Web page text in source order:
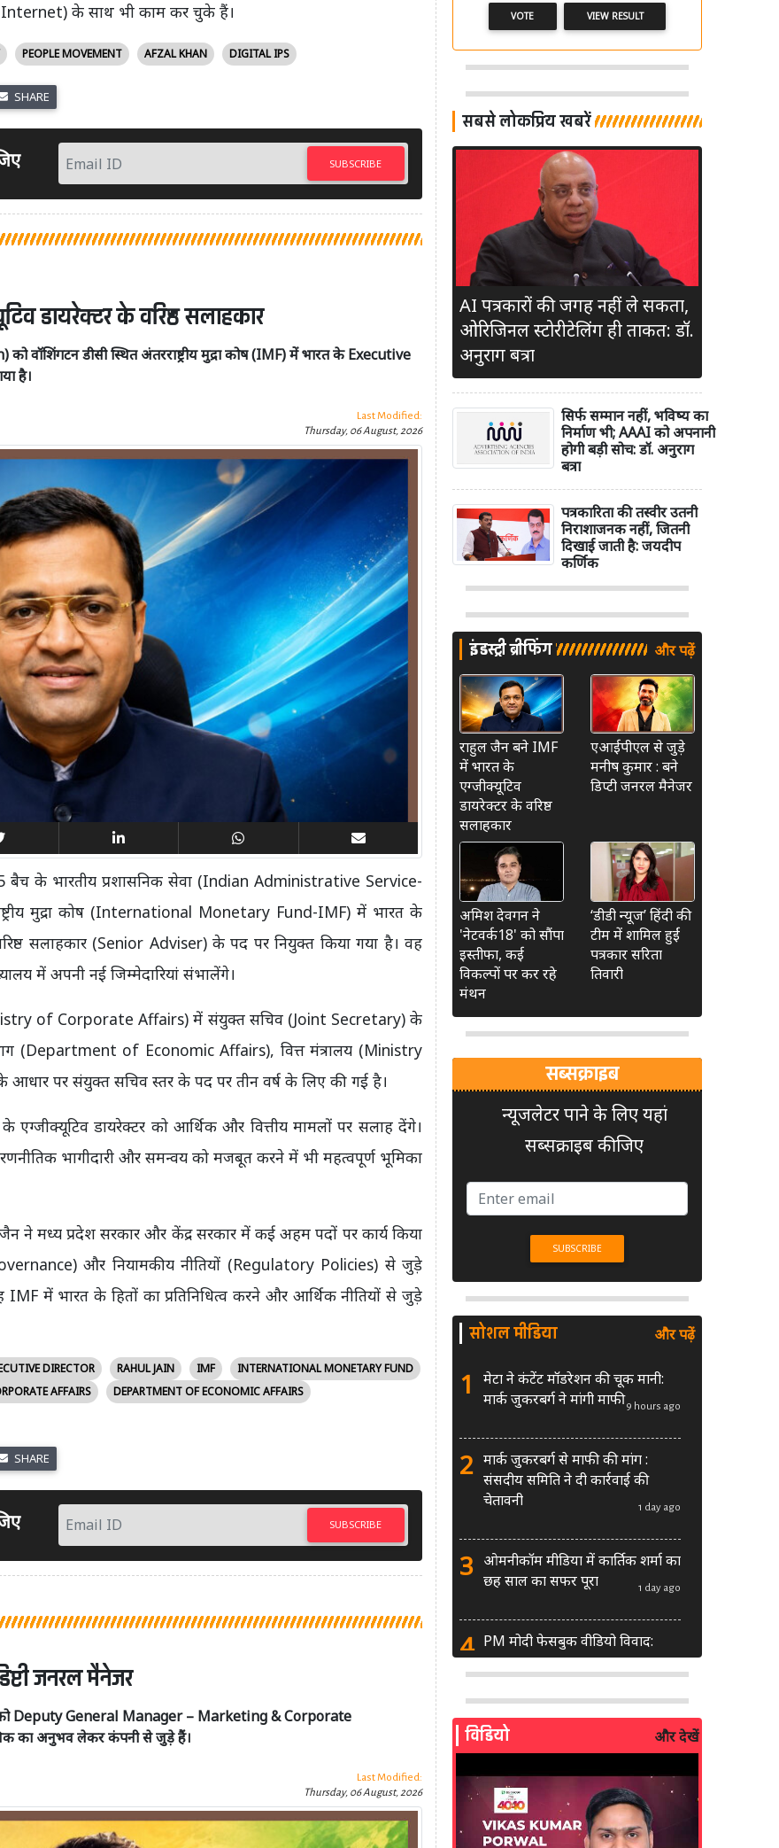
Internet) के साथ भी काम कर चुके हैं।
PEOPLE MOVEMENT AFZAL KHAN DIGITAL IPS
SHARE
SUBSCRIBE
डायरेक्टर के वरिष्ठ सलाहकार
वॉशिंगटन डीसी स्थित अंतरराष्ट्रीय मुद्रा कोष (IMF) में भारत के Executive
है।
Last Modified:
Thursday, 06 August, 2026
के भारतीय प्रशासनिक सेवा (Indian Administrative Service-
मुद्रा कोष (International Monetary Fund-IMF) में भारत के
सलाहकार (Senior Adviser) के पद पर नियुक्त किया गया है। वह
में अपनी नई जिम्मेदारियां संभालेंगे।
of Corporate Affairs) में संयुक्त सचिव (Joint Secretary) के
(Department of Economic Affairs), वित्त मंत्रालय (Ministry
पर संयुक्त सचिव स्तर के पद पर तीन वर्ष के लिए की गई है।
डायरेक्टर को आर्थिक और वित्तीय मामलों पर सलाह देंगे।
भागीदारी और समन्वय को मजबूत करने में भी महत्वपूर्ण भूमिका
मध्य प्रदेश सरकार और केंद्र सरकार में कई अहम पदों पर कार्य किया
और नियामकीय नीतियों (Regulatory Policies) से जुड़े
में भारत के हितों का प्रतिनिधित्व करने और आर्थिक नीतियों से जुड़े
DIRECTOR RAHUL JAIN IMF
INTERNATIONAL MONETARY FUND
AFFAIRS
DEPARTMENT OF ECONOMIC AFFAIRS
SHARE
SUBSCRIBE
जनरल मैनेजर
Deputy General Manager – Marketing & Corporate
का अनुभव लेकर कंपनी से जुड़े हैं।
Last Modified:
Thursday, 06 August, 2026
VOTE VIEW RESULT
सबसे लोकप्रिय खबरें
AI पत्रकारों की जगह नहीं ले सकता,
ओरिजिनल स्टोरीटेलिंग ही ताकत: डॉ.
अनुराग बत्रा
सिर्फ सम्मान नहीं, भविष्य का
निर्माण भी; AAAI को अपनानी
होगी बड़ी सोच: डॉ. अनुराग
बत्रा
पत्रकारिता की तस्वीर उतनी
निराशाजनक नहीं, जितनी
दिखाई जाती है: जयदीप
कर्णिक
इंडस्ट्री ब्रीफिंग और पढ़ें
राहुल जैन बने IMF
में भारत के
एग्जीक्यूटिव
डायरेक्टर के वरिष्ठ
सलाहकार
एआईपीएल से जुड़े
मनीष कुमार : बने
डिप्टी जनरल मैनेजर
अमिश देवगन ने
'नेटवर्क18' को सौंपा
इस्तीफा, कई
विकल्पों पर कर रहे
मंथन
‘डीडी न्यूज’ हिंदी की
टीम में शामिल हुईं
पत्रकार सरिता
तिवारी
सब्सक्राइब
न्यूजलेटर पाने के लिए यहां
सब्सक्राइब कीजिए
सोशल मीडिया और पढ़ें
1
मेटा ने कंटेंट मॉडरेशन की चूक मानी:
मार्क जुकरबर्ग ने मांगी माफी9 hours ago
2 मार्क जुकरबर्ग से माफी की मांग :
संसदीय समिति ने दी कार्रवाई की
चेतावनी
1 day ago
3 ओमनीकॉम मीडिया में कार्तिक शर्मा का
छह साल का सफर पूरा
1 day ago
4 PM मोदी फेसबुक वीडियो विवाद:
MeitY से मिलेगी मेटा की ग्लोबल टीम
5 AI से बने फर्जी पोस्ट पर LinkedIn
की सख्ती: लॉन्च किए नए मॉडरेशन
6
सरकार दे रही बड़ा मौका: शॉर्ट वीडियो
बनाने वाले क्रिएटर्स जीत सकते हैं ₹5
विडियो और देखें